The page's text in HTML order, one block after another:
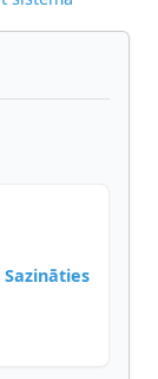
Sazināties